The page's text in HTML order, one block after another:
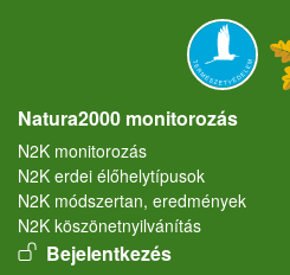
Natura2000 monitorozás
N2K monitorozás
N2K erdei élőhelytípusok
N2K módszertan, eredmények
N2K köszönetnyilvánítás
User account menu
Bejelentkezés